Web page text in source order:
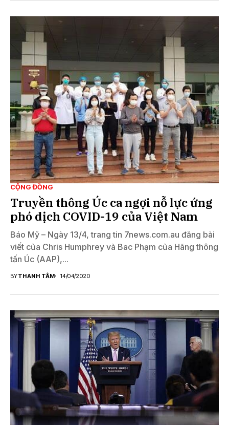
CỘNG ĐỒNG
Truyền thông Úc ca ngợi nỗ lực ứng
phó dịch COVID-19 của Việt Nam
Báo Mỹ – Ngày 13/4, trang tin 7news.com.au đăng bài
viết của Chris Humphrey và Bac Phạm của Hãng thông
tấn Úc (AAP),...
BYTHANH TÂM 14/04/2020